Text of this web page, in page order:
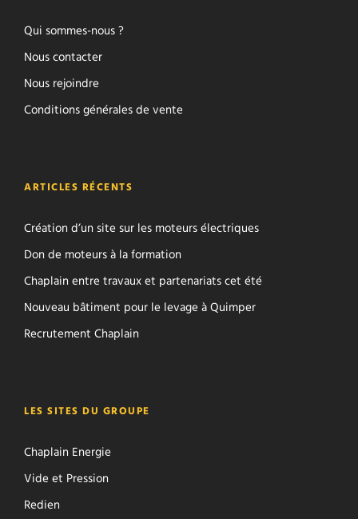
Qui sommes-nous ?
Nous contacter
Nous rejoindre
Conditions générales de vente
ARTICLES RÉCENTS
Création d’un site sur les moteurs électriques
Don de moteurs à la formation
Chaplain entre travaux et partenariats cet été
Nouveau bâtiment pour le levage à Quimper
Recrutement Chaplain
LES SITES DU GROUPE
Chaplain Energie
Vide et Pression
Redien